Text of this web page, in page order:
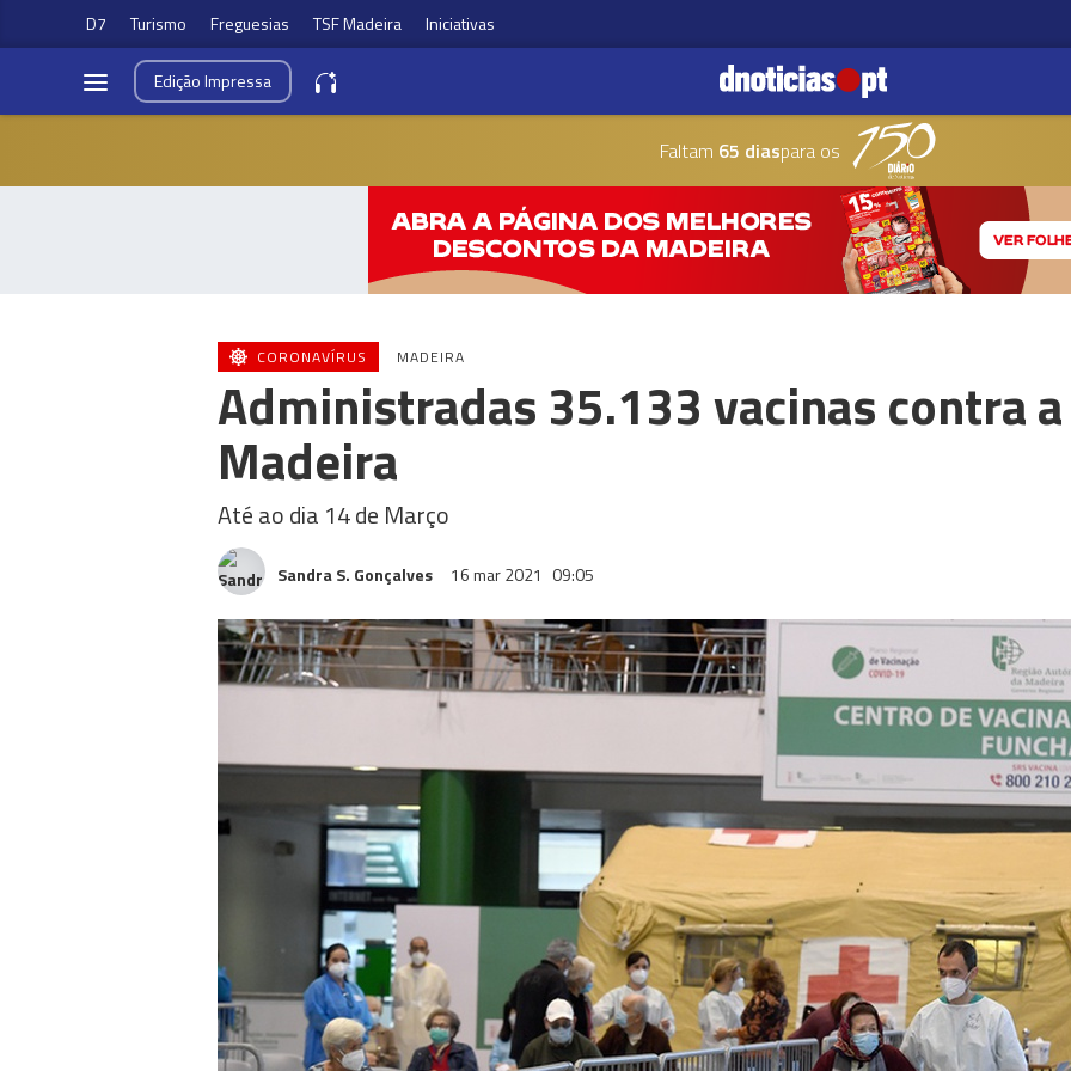
D7 Turismo Freguesias TSF Madeira Iniciativas
EdiçãoImpressa
Faltam 65 diaspara os
CORONAVÍRUS MADEIRA
Administradas 35.133 vacinas contra
Madeira
Até ao dia 14 de Março
Sandra S. Gonçalves 16 mar 2021 09:05